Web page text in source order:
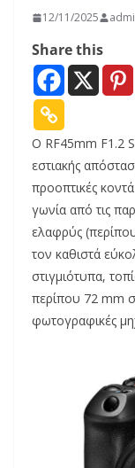
12/11/2025
Share this
Ο RF45mm F1.2
εστιακής
προοπτικές
γωνία από τις
ελαφρύς
τον καθιστά
στιγμιότυπα,
περίπου 72 mm
φωτογραφικές